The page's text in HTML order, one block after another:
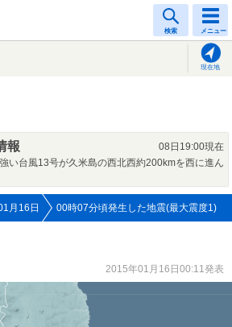
検索 メニュー
現在地
報
08日19:00現在
い台風13号が久米島の西北西約200kmを西に進ん
月16日 00時07分頃発生した地震(最大震度1)
2015年01月16日00:11発表